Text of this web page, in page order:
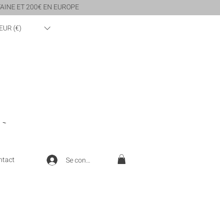
ET 200€ EN EUROPE
EUR (€)
Se connecter